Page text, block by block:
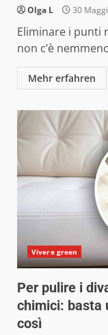
Olga L 30
Eliminare i punti
non c’è
Mehr erfahren
Vivere green
Per pulire i
chimici: basta
così